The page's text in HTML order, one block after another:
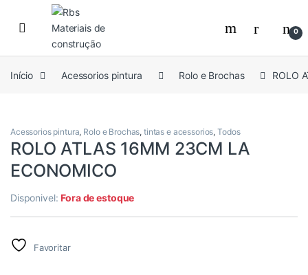
Skip to navigation
Skip to content
0
Início Acessorios pintura Rolo e Brochas ROLO
Acessorios pintura, Rolo e Brochas, tintas e acessorios,Todos
ROLO ATLAS 16MM 23CM LA
ECONOMICO
Disponivel:Fora de estoque
Favoritar